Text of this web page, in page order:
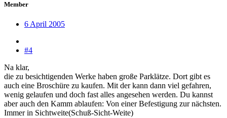
Member
6 April 2005
#4
Na klar,
die zu besichtigenden Werke haben große Parklätze. Dort gibt es
auch eine Broschüre zu kaufen. Mit der kann dann viel gefahren,
wenig gelaufen und doch fast alles angesehen werden. Du kannst
aber auch den Kamm ablaufen: Von einer Befestigung zur nächsten.
Immer in Sichtweite(Schuß-Sicht-Weite)